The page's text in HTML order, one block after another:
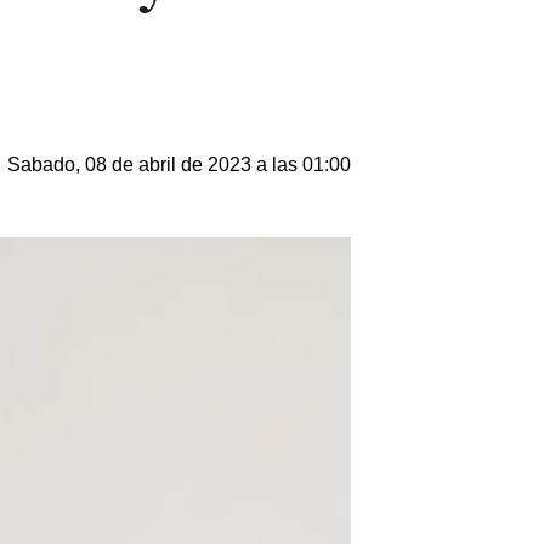
Sabado, 08 de abril de 2023 a las 01:00